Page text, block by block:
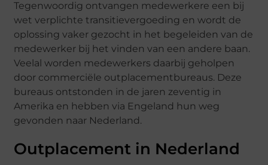
Tegenwoordig ontvangen medewerkere een bij
wet verplichte transitievergoeding en wordt de
oplossing vaker gezocht in het begeleiden van de
medewerker bij het vinden van een andere baan.
Veelal worden medewerkers daarbij geholpen
door commerciële outplacementbureaus. Deze
bureaus ontstonden in de jaren zeventig in
Amerika en hebben via Engeland hun weg
gevonden naar Nederland.
Outplacement in Nederland